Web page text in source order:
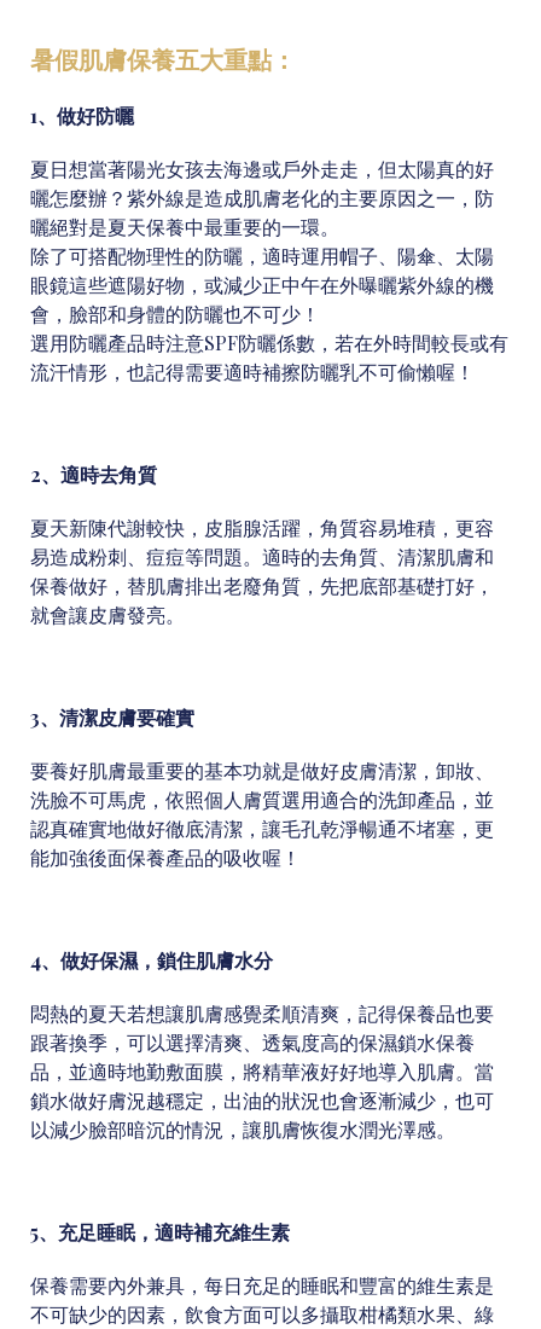
暑假肌膚保養五大重點：
1、做好防曬
夏日想當著陽光女孩去海邊或戶外走走，但太陽真的好
曬怎麼辦？紫外線是造成肌膚老化的主要原因之一，防
曬絕對是夏天保養中最重要的一環。
除了可搭配物理性的防曬，適時運用帽子、陽傘、太陽
眼鏡這些遮陽好物，或減少正中午在外曝曬紫外線的機
會，臉部和身體的防曬也不可少！
選用防曬產品時注意SPF防曬係數，若在外時間較長或有
流汗情形，也記得需要適時補擦防曬乳不可偷懶喔！
2、適時去角質
夏天新陳代謝較快，皮脂腺活躍，角質容易堆積，更容
易造成粉刺、痘痘等問題。適時的去角質、清潔肌膚和
保養做好，替肌膚排出老廢角質，先把底部基礎打好，
就會讓皮膚發亮。
3、清潔皮膚要確實
要養好肌膚最重要的基本功就是做好皮膚清潔，卸妝、
洗臉不可馬虎，依照個人膚質選用適合的洗卸產品，並
認真確實地做好徹底清潔，讓毛孔乾淨暢通不堵塞，更
能加強後面保養產品的吸收喔！
4、做好保濕，鎖住肌膚水分
悶熱的夏天若想讓肌膚感覺柔順清爽，記得保養品也要
跟著換季，可以選擇清爽、透氣度高的保濕鎖水保養
品，並適時地勤敷面膜，將精華液好好地導入肌膚。當
鎖水做好膚況越穩定，出油的狀況也會逐漸減少，也可
以減少臉部暗沉的情況，讓肌膚恢復水潤光澤感。
5、充足睡眠，適時補充維生素
保養需要內外兼具，每日充足的睡眠和豐富的維生素是
不可缺少的因素，飲食方面可以多攝取柑橘類水果、綠